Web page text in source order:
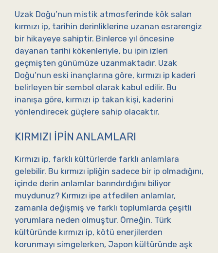
Uzak Doğu’nun mistik atmosferinde kök salan
kırmızı ip, tarihin derinliklerine uzanan esrarengiz
bir hikayeye sahiptir. Binlerce yıl öncesine
dayanan tarihi kökenleriyle, bu ipin izleri
geçmişten günümüze uzanmaktadır. Uzak
Doğu’nun eski inançlarına göre, kırmızı ip kaderi
belirleyen bir sembol olarak kabul edilir. Bu
inanışa göre, kırmızı ip takan kişi, kaderini
yönlendirecek güçlere sahip olacaktır.
KIRMIZI İPIN ANLAMLARI
Kırmızı ip, farklı kültürlerde farklı anlamlara
gelebilir. Bu kırmızı ipliğin sadece bir ip olmadığını,
içinde derin anlamlar barındırdığını biliyor
muydunuz? Kırmızı ipe atfedilen anlamlar,
zamanla değişmiş ve farklı toplumlarda çeşitli
yorumlara neden olmuştur. Örneğin, Türk
kültüründe kırmızı ip, kötü enerjilerden
korunmayı simgelerken, Japon kültüründe aşk